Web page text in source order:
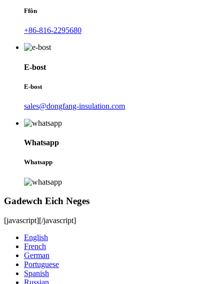
Ffôn
+86-816-2295680
E-bost
E-bost
sales@dongfang-insulation.com
Whatsapp
Whatsapp
Gadewch Eich Neges
[javascript][/javascript]
English
French
German
Portuguese
Spanish
Russian